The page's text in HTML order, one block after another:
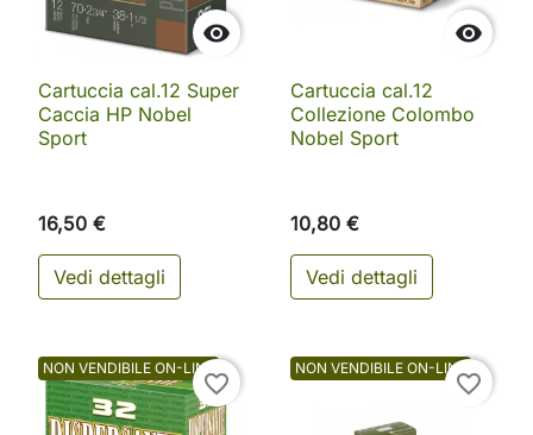

Cartuccia cal.12 Super
Caccia HP Nobel
Sport
16,50 €
Vedi dettagli

Cartuccia cal.12
Collezione Colombo
Nobel Sport
10,80 €
Vedi dettagli
NON VENDIBILE ON-LINE
favorite_border
NON VENDIBILE ON-LINE
favorite_border